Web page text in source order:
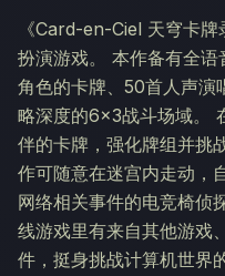
《Card-en-Ciel 天穹卡
扮演游戏。 本作备有全
角色的卡牌、50首人声演
略深度的6×3战斗场域。
伴的卡牌，强化牌组并挑
作可随意在迷宫内走动，
网络相关事件的电竞椅侦
线游戏里有来自其他游戏
件，挺身挑战计算机世界